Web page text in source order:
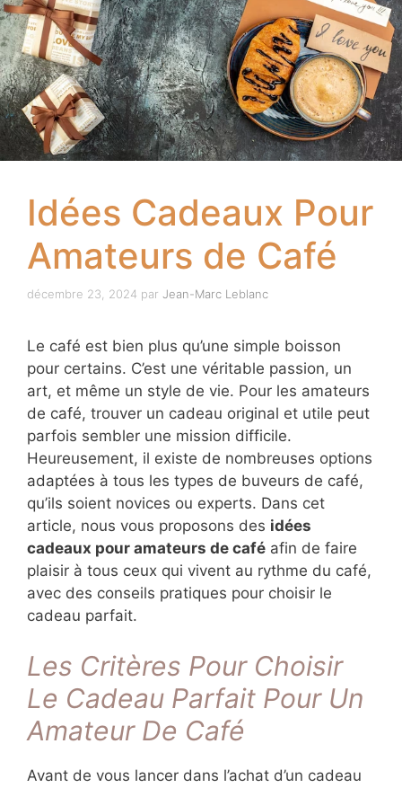
Idées Cadeaux Pour
Amateurs de Café
décembre 23, 2024 par Jean-Marc Leblanc
Le café est bien plus qu’une simple boisson
pour certains. C’est une véritable passion, un
art, et même un style de vie. Pour les amateurs
de café, trouver un cadeau original et utile peut
parfois sembler une mission difficile.
Heureusement, il existe de nombreuses options
adaptées à tous les types de buveurs de café,
qu’ils soient novices ou experts. Dans cet
article, nous vous proposons des idées
cadeaux pour amateurs de café afin de faire
plaisir à tous ceux qui vivent au rythme du café,
avec des conseils pratiques pour choisir le
cadeau parfait.
Les Critères Pour Choisir
Le Cadeau Parfait Pour Un
Amateur De Café
Avant de vous lancer dans l’achat d’un cadeau